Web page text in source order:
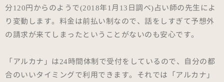
分120円からのようで(2018年1月13日調べ)占い師の先生によ
り変動します。料金は前払い制なので、話をしすぎて予想外
の請求が来てしまったということがないのも安心です。
「アルカナ」は24時間体制で受付をしているので、自分の都
合のいいタイミングで利用できます。それでは「アルカナ」